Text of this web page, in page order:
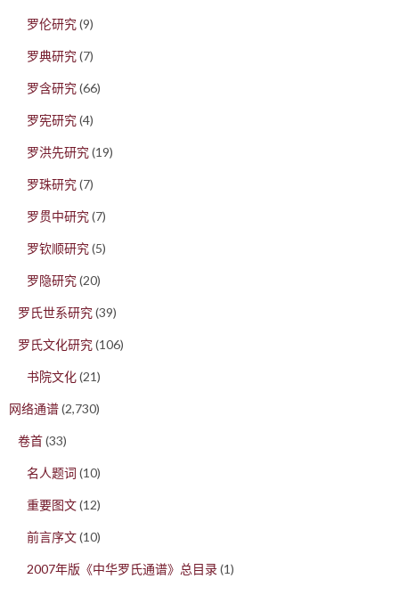
罗伦研究(9)
罗典研究(7)
罗含研究(66)
罗宪研究(4)
罗洪先研究(19)
罗珠研究(7)
罗贯中研究(7)
罗钦顺研究(5)
罗隐研究(20)
罗氏世系研究(39)
罗氏文化研究(106)
书院文化(21)
网络通谱(2,730)
卷首(33)
名人题词 (10)
重要图文(12)
前言序文(10)
2007年版《中华罗氏通谱》总目录(1)